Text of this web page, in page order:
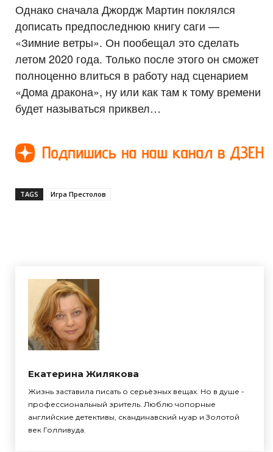
Однако сначала Джордж Мартин поклялся
дописать предпоследнюю книгу саги —
«Зимние ветры». Он пообещал это сделать
летом 2020 года. Только после этого он сможет
полноценно влиться в работу над сценарием
«Дома дракона», ну или как там к тому времени
будет называться приквел…
TAGS Игра Престолов
Екатерина Жилякова
Жизнь заставила писать о серьёзных вещах. Но в душе -
профессиональный зритель. Люблю чопорные
английские детективы, скандинавский нуар и Золотой
век Голливуда.